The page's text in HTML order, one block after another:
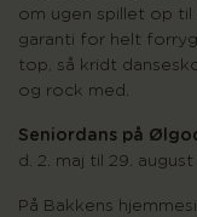
om ugen spillet op til
garanti for helt
top, så kridt
og rock med.
Seniordans på
d. 2. maj til 29. august
På Bakkens